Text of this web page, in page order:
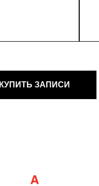
КУПИТЬ ЗАПИСИ